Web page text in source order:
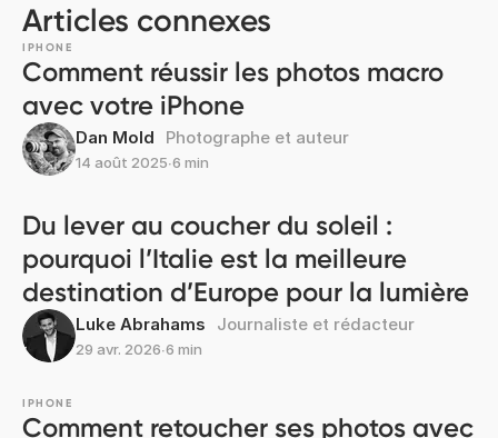
Articles connexes
IPHONE
Comment réussir les photos macro
avec votre iPhone
Dan Mold Photographe et auteur
14 août 2025∙6 min
Du lever au coucher du soleil :
pourquoi l’Italie est la meilleure
destination d’Europe pour la lumière
Luke Abrahams Journaliste et rédacteur
29 avr. 2026∙6 min
IPHONE
Comment retoucher ses photos avec